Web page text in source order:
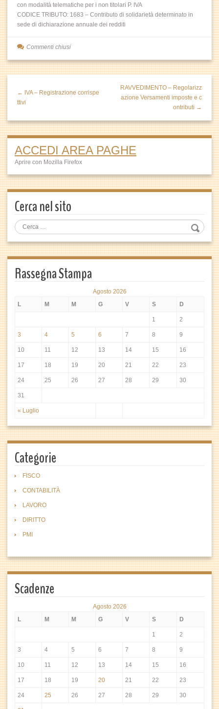
con modalità telematiche per i non titolari P. IVA
CODICE TRIBUTO: 1683 – Contributo di solidarietà determinato in
sede di dichiarazione annuale dei redditi
Commenti chiusi
← IVA – Registrazione corrispe
ttivi
RAVVEDIMENTO – Regolarizz
azione Versamenti imposte e c
ontributi →
ACCEDI AREA PAGHE
Aprire con Mozilla Firefox
Cerca nel sito
Rassegna Stampa
Agosto 2026
L
M M G V S D
« Luglio
1 2
3 4 5 6 7 8 9
10 11 12 13 14 15 16
17 18 19 20 21 22 23
24 25 26 27 28 29 30
31
Categorie
FISCO
CONTABILITÀ
LAVORO
DIRITTO
PMI
Scadenze
Agosto 2026
L
M M G V S D
1 2
3 4 5 6 7 8 9
10 11 12 13 14 15 16
17 18 19 20 21 22 23
24 25 26 27 28 29 30